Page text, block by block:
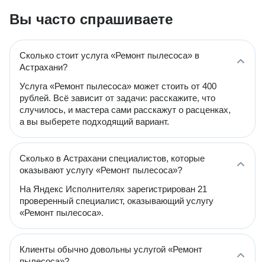
Вы часто спрашиваете
Сколько стоит услуга «Ремонт пылесоса» в
Астрахани?
Услуга «Ремонт пылесоса» может стоить от 400
рублей. Всё зависит от задачи: расскажите, что
случилось, и мастера сами расскажут о расценках,
а вы выберете подходящий вариант.
Сколько в Астрахани специалистов, которые
оказывают услугу «Ремонт пылесоса»?
На Яндекс Исполнителях зарегистрирован 21
проверенный специалист, оказывающий услугу
«Ремонт пылесоса».
Клиенты обычно довольны услугой «Ремонт